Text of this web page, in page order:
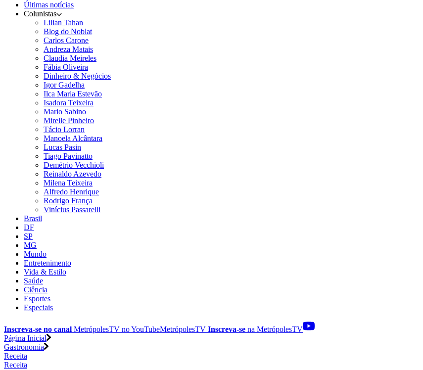
Últimas notícias
Colunistas
Lilian Tahan
Blog do Noblat
Carlos Carone
Andreza Matais
Claudia Meireles
Fábia Oliveira
Dinheiro & Negócios
Igor Gadelha
Ilca Maria Estevão
Isadora Teixeira
Mario Sabino
Mirelle Pinheiro
Tácio Lorran
Manoela Alcântara
Lucas Pasin
Tiago Pavinatto
Demétrio Vecchioli
Reinaldo Azevedo
Milena Teixeira
Alfredo Henrique
Rodrigo França
Vinícius Passarelli
Brasil
DF
SP
MG
Mundo
Entretenimento
Vida & Estilo
Saúde
Ciência
Esportes
Especiais
Inscreva-se no canal MetrópolesTV noYouTubeMetrópolesTV Inscreva-se na MetrópolesTV
Página Inicial
Gastronomia
Receita
Receita